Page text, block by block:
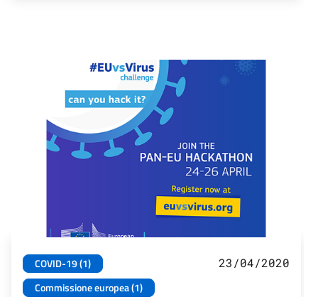
COVID-19 (1)
Commissione europea (1)
23/04/2020